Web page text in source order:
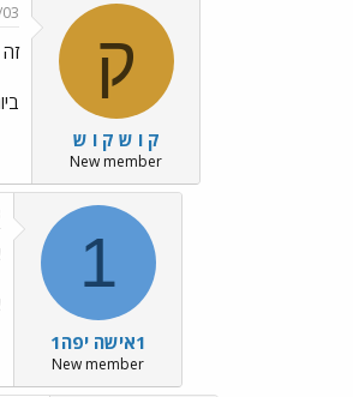
ק
ק ו ש ק ו ש
New member
1
1אישה יפה1
New member